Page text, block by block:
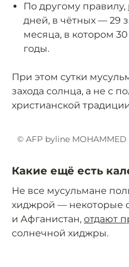
По другому правилу,
дней, в чётных — 29
месяца, в котором
годы.
При этом сутки
захода солнца, а не с
христианской
© AFP byline MOHAMMED
Какие ещё есть
Не все мусульмане
хиджрой — некоторые
и Афганистан, отдают
солнечной хиджры.